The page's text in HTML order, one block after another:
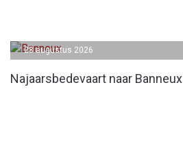
Najaarsbedevaart naar Banneux
28 augustus 2026